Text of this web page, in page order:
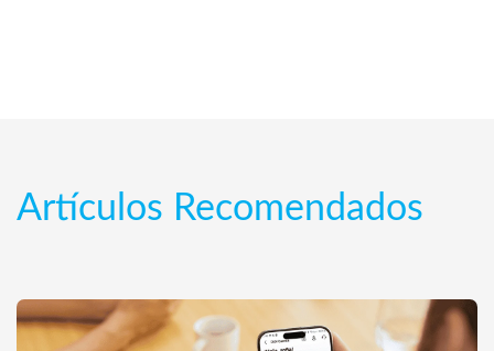
Artículos Recomendados